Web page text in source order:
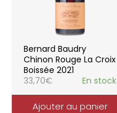
Bernard Baudry
Chinon Rouge La Croix
Boissée 2021
33,70€ En stock
Ajouter au panier